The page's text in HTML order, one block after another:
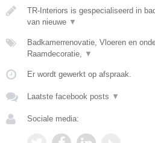
TR-Interiors is gespecialiseerd in
van nieuwe ▼
Badkamerrenovatie, Vloeren en
Raamdecoratie,
▼
Er wordt gewerkt op afspraak.
Laatste facebook posts ▼
Sociale media: